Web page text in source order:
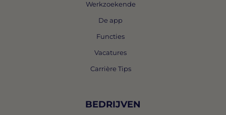
Werkzoekende
De app
Functies
Vacatures
Carrière Tips
BEDRIJVEN